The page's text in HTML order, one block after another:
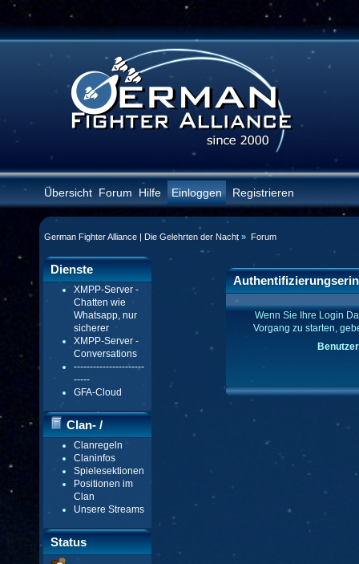
Übersicht Forum Hilfe Einloggen Registrieren
German Fighter Alliance | Die Gelehrten der Nacht » Forum
Dienste
XMPP-Server -
Chatten wie
Whatsapp, nur
sicherer
XMPP-Server -
Conversations
----------------------
-----
GFA-Cloud
Clan- /
Gildenmenü
Clanregeln
Claninfos
Spielesektionen
Positionen im
Clan
Unsere Streams
Status
Wenn Sie Ihre Login
Vorgang zu starten,